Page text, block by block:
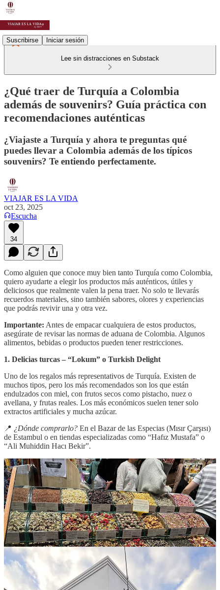
Suscribirse Iniciar sesión
Lee sin distracciones en Substack
¿Qué traer de Turquía a Colombia
además de souvenirs? Guía práctica con
recomendaciones auténticas
¿Viajaste a Turquía y ahora te preguntas qué
puedes llevar a Colombia además de los típicos
souvenirs? Te entiendo perfectamente.
VIAJAR ES LA VIDA
oct 23, 2025
Escucha
34
Como alguien que conoce muy bien tanto Turquía como Colombia,
quiero ayudarte a elegir los productos más auténticos, útiles y
deliciosos que realmente valen la pena traer. No solo te llevarás
recuerdos materiales, sino también sabores, olores y experiencias
que podrás revivir una y otra vez.
Importante: Antes de empacar cualquiera de estos productos,
asegúrate de revisar las normas de aduana de Colombia. Algunos
alimentos, bebidas o productos pueden tener restricciones.
1. Delicias turcas – “Lokum” o Turkish Delight
Uno de los regalos más representativos de Turquía. Existen de
muchos tipos, pero los más recomendados son los que están
endulzados con miel, con frutos secos como pistacho, nuez o
avellana, y frutas reales. Los más económicos suelen tener solo
extractos artificiales y mucha azúcar.
📍 ¿Dónde comprarlo? En el Bazar de las Especias (Mısır Çarşısı)
de Estambul o en tiendas especializadas como “Hafız Mustafa” o
“Ali Muhiddin Hacı Bekir”.